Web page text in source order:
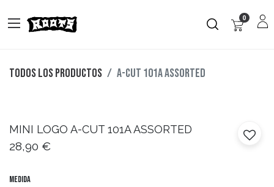
0
Todos los productos A-CUT 101A ASSORTED
MINI LOGO A-CUT 101A ASSORTED
28,90 €
Medida